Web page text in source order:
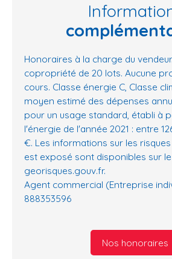
Honoraires à la charge du
copropriété de 20 lots. Aucune
cours. Classe énergie C, Classe
moyen estimé des dépenses
pour un usage standard, établi à
l'énergie de l'année 2021 : entre
€. Les informations sur les
est exposé sont disponibles sur
georisques.gouv.fr.
Agent commercial (Entreprise
888353596
Nos honoraires